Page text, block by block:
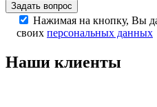
Задать вопрос
Нажимая на кнопку, Вы
своих персональных данных
Наши клиенты